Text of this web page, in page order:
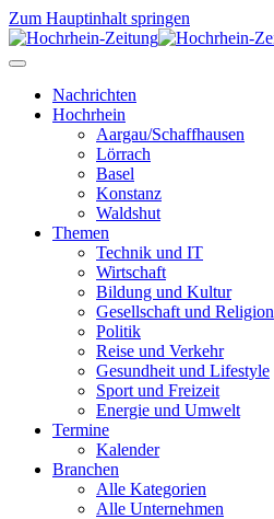
Zum Hauptinhalt springen
Nachrichten
Hochrhein
Aargau/Schaffhausen
Lörrach
Basel
Konstanz
Waldshut
Themen
Technik und IT
Wirtschaft
Bildung und Kultur
Gesellschaft und Religion
Politik
Reise und Verkehr
Gesundheit und Lifestyle
Sport und Freizeit
Energie und Umwelt
Termine
Kalender
Branchen
Alle Kategorien
Alle Unternehmen